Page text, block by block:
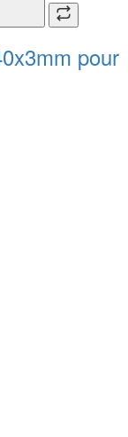
pour